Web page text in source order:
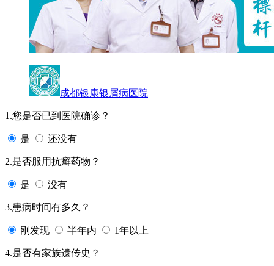
成都银康银屑病医院
1.您是否已到医院确诊？
是 还没有
2.是否服用抗癣药物？
是 没有
3.患病时间有多久？
刚发现 半年内 1年以上
4.是否有家族遗传史？